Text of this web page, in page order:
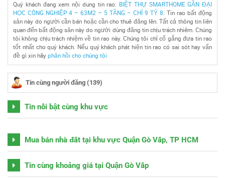
Quý khách đang xem nội dung tin rao: BIỆT THỰ SMARTHOME GẦN ĐẠI
HỌC CÔNG NGHIỆP 4 – 63M2 – 5 TẦNG – CHỈ 9 TỶ 8. Tin rao bất động
sản này do người cần bán hoặc cần cho thuê đăng lên. Tất cả thông tin liên
quan đến bất động sản này do người dùng đăng tin chịu trách nhiêm. Chúng
tôi không chịu trách nhiệm về tin rao này. Chúng tôi chỉ cố gắng đưa tin rao
tốt nhất cho quý khách. Nếu quý khách phát hiện tin rao có sai sót hay vấn
đề gì xin hãy phản hồi cho chúng tôi
Tin cùng người đăng (139)
Tin nổi bật cùng khu vực
Mua bán nhà đất tại khu vực Quận Gò Vấp, TP HCM
Tin cùng khoảng giá tại Quận Gò Vấp